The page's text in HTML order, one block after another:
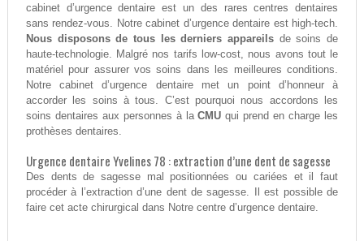
cabinet d’urgence dentaire est un des rares centres dentaires
sans rendez-vous. Notre cabinet d’urgence dentaire est high-tech.
Nous disposons de tous les derniers appareils de soins de
haute-technologie. Malgré nos tarifs low-cost, nous avons tout le
matériel pour assurer vos soins dans les meilleures conditions.
Notre cabinet d’urgence dentaire met un point d’honneur à
accorder les soins à tous. C’est pourquoi nous accordons les
soins dentaires aux personnes à laCMU qui prend en charge les
prothèses dentaires.
Urgence dentaire Yvelines 78 : extraction d’une dent de sagesse
Des dents de sagesse mal positionnées ou cariées et il faut
procéder à l’extraction d’une dent de sagesse. Il est possible de
faire cet acte chirurgical dans Notre centre d’urgence dentaire.